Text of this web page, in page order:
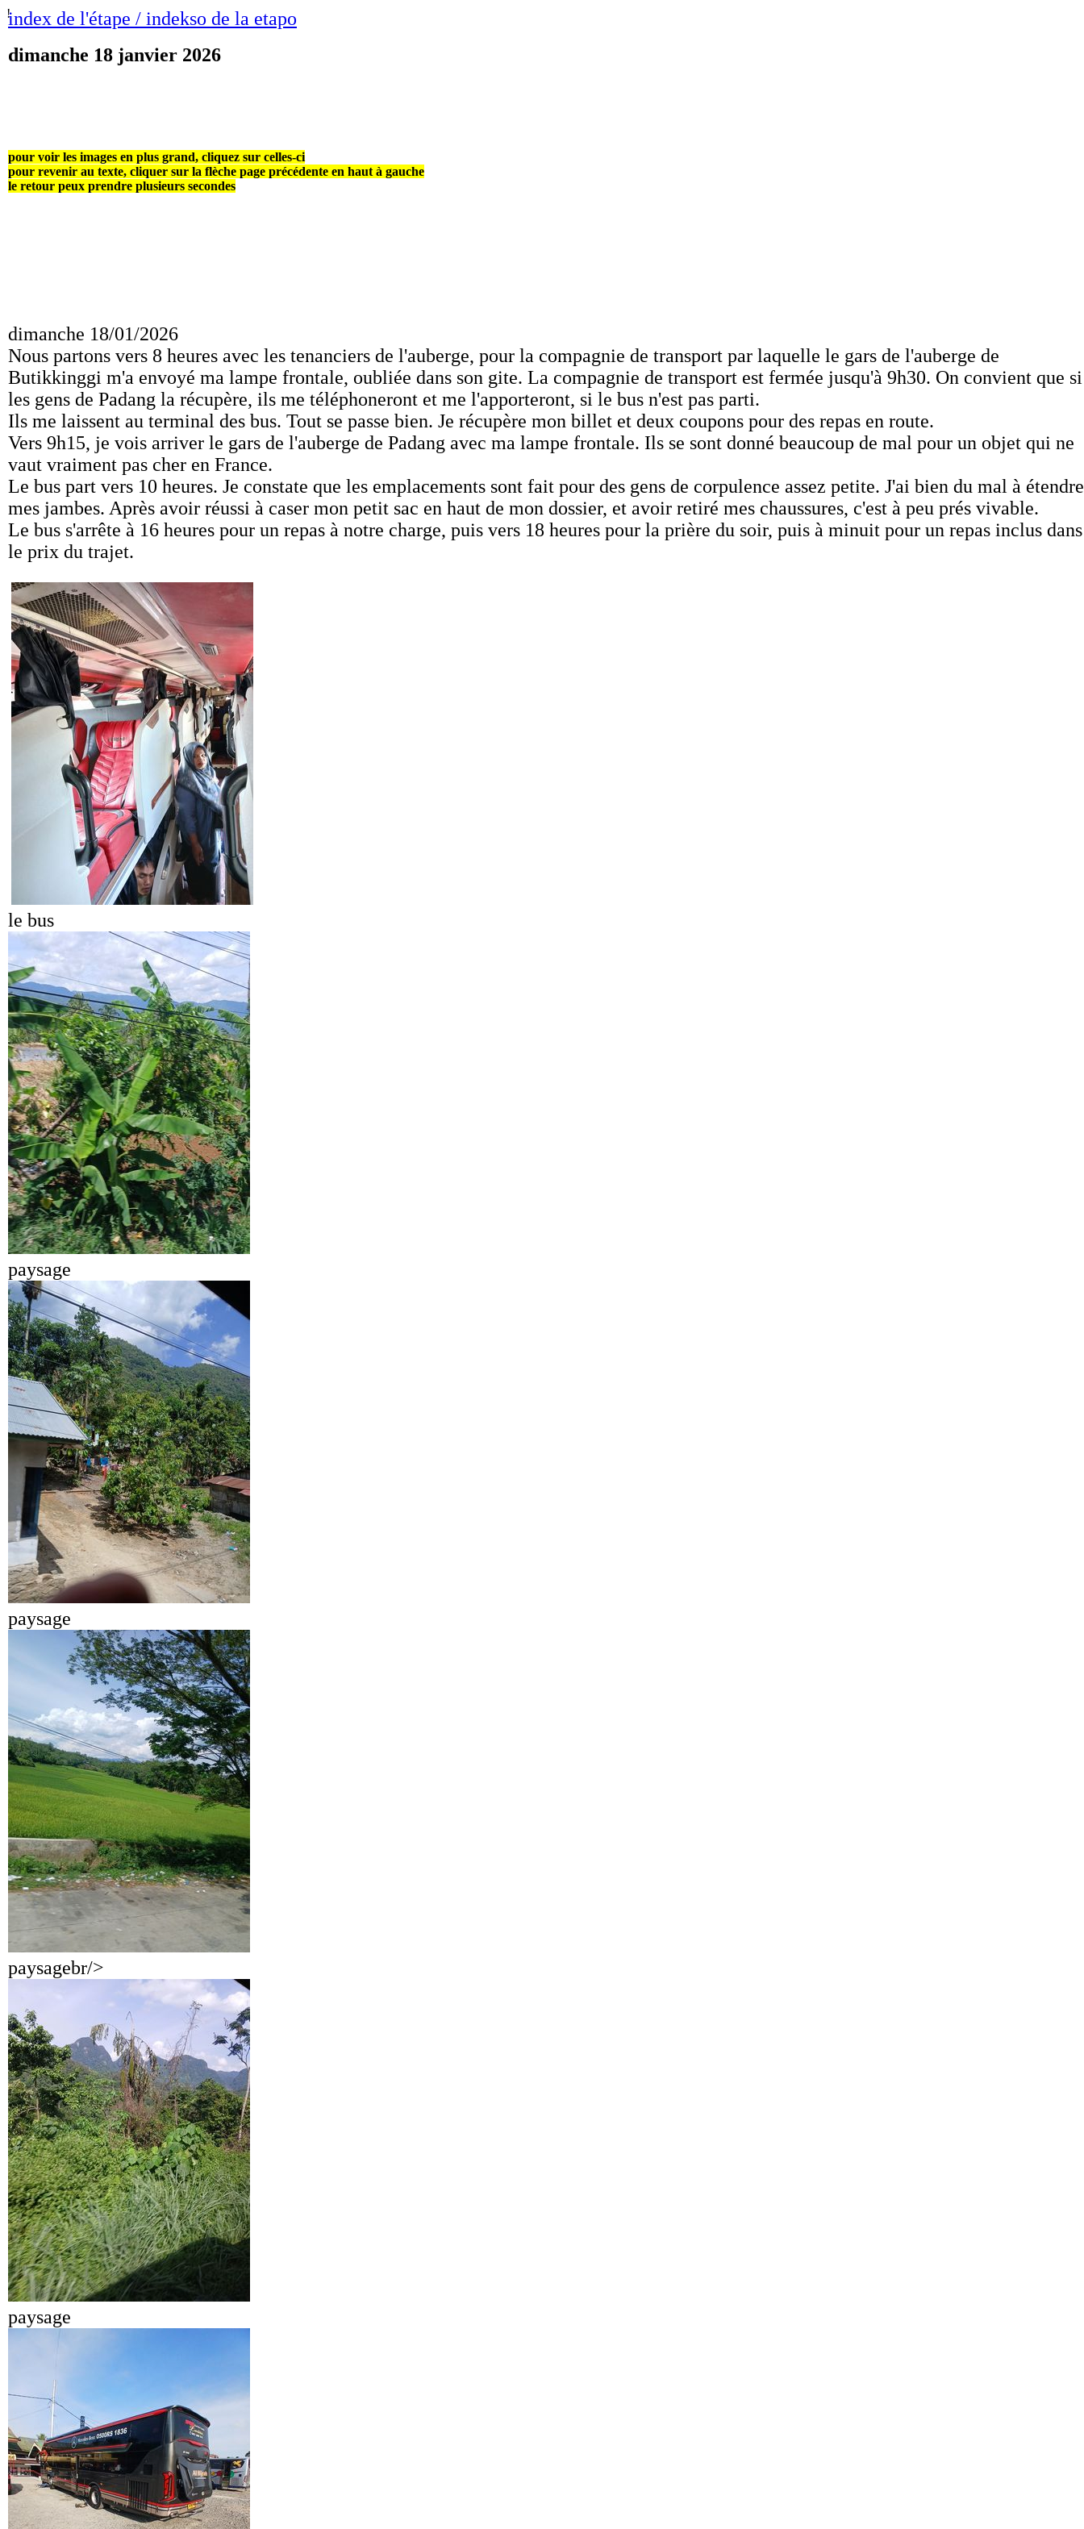
!index de l'étape / indekso de la etapo
dimanche 18 janvier 2026
pour voir les images en plus grand, cliquez sur celles-ci
pour revenir au texte, cliquer sur la flèche page précédente en haut à gauche
le retour peux prendre plusieurs secondes
dimanche 18/01/2026
Nous partons vers 8 heures avec les tenanciers de l'auberge, pour la compagnie de transport par laquelle le gars de l'auberge de
Butikkinggi m'a envoyé ma lampe frontale, oubliée dans son gite. La compagnie de transport est fermée jusqu'à 9h30. On convient que si
les gens de Padang la récupère, ils me téléphoneront et me l'apporteront, si le bus n'est pas parti.
Ils me laissent au terminal des bus. Tout se passe bien. Je récupère mon billet et deux coupons pour des repas en route.
Vers 9h15, je vois arriver le gars de l'auberge de Padang avec ma lampe frontale. Ils se sont donné beaucoup de mal pour un objet qui ne
vaut vraiment pas cher en France.
Le bus part vers 10 heures. Je constate que les emplacements sont fait pour des gens de corpulence assez petite. J'ai bien du mal à étendre
mes jambes. Après avoir réussi à caser mon petit sac en haut de mon dossier, et avoir retiré mes chaussures, c'est à peu prés vivable.
Le bus s'arrête à 16 heures pour un repas à notre charge, puis vers 18 heures pour la prière du soir, puis à minuit pour un repas inclus dans
le prix du trajet.
le bus
paysage
paysage
paysagebr/>
paysage